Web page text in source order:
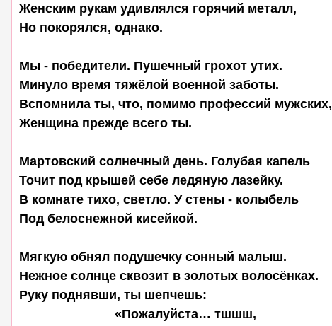
Женским рукам удивлялся горячий металл,
Но покорялся, однако.
Мы - победители. Пушечный грохот утих.
Минуло время тяжёлой военной заботы.
Вспомнила ты, что, помимо профессий мужских,
Женщина прежде всего ты.
Мартовский солнечный день. Голубая капель
Точит под крышей себе ледяную лазейку.
В комнате тихо, светло. У стены - колыбель
Под белоснежной кисейкой.
Мягкую обнял подушечку сонный малыш.
Нежное солнце сквозит в золотых волосёнках.
Руку поднявши, ты шепчешь:
                           «Пожалуйста… тшшш,